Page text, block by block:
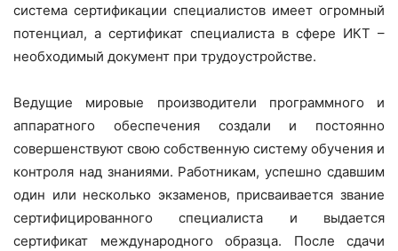
система сертификации специалистов имеет огромный
потенциал, а сертификат специалиста в сфере ИКТ –
необходимый документ при трудоустройстве.
Ведущие мировые производители программного и
аппаратного обеспечения создали и постоянно
совершенствуют свою собственную систему обучения и
контроля над знаниями. Работникам, успешно сдавшим
один или несколько экзаменов, присваивается звание
сертифицированного специалиста и выдается
сертификат международного образца. После сдачи